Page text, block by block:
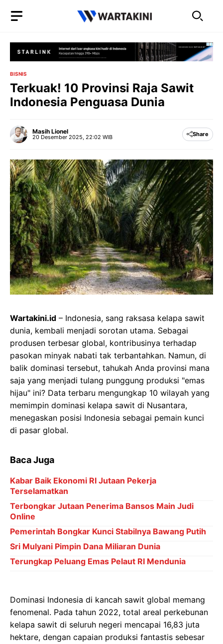
BISNIS
Terkuak! 10 Provinsi Raja Sawit
Indonesia Penguasa Dunia
Masih Lionel
20 Desember 2025, 22:02 WIB Share
Wartakini.id – Indonesia, sang raksasa kelapa sawit
dunia, kembali menjadi sorotan utama. Sebagai
produsen terbesar global, kontribusinya terhadap
pasokan minyak nabati tak terbantahkan. Namun, di
balik dominasi tersebut, tahukah Anda provinsi mana
saja yang menjadi tulang punggung produksi "emas
hijau" ini? Data terbaru mengungkap 10 wilayah yang
memimpin dominasi kelapa sawit di Nusantara,
menegaskan posisi Indonesia sebagai pemain kunci
di pasar global.
Baca Juga
Kabar Baik Ekonomi RI Jutaan Pekerja
Terselamatkan
Terbongkar Jutaan Penerima Bansos Main Judi
Online
Pemerintah Bongkar Kunci Stabilnya Bawang Putih
Sri Mulyani Pimpin Dana Miliaran Dunia
Terungkap Peluang Emas Pelaut RI Mendunia
Dominasi Indonesia di kancah sawit global memang
fenomenal. Pada tahun 2022, total areal perkebunan
kelapa sawit di seluruh negeri mencapai 16,83 juta
hektare, dengan capaian produksi fantastis sebesar